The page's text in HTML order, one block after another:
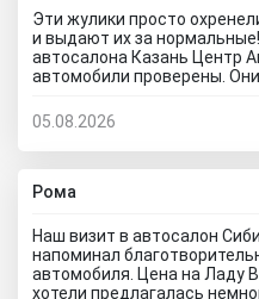
привезут его. Какой будет
автосалоне Авиатор были
пробегом и рядом
и деньги. Будьте
равно влетит как не крути...
Эти жулики просто
и выдают их за
автосалона Казань Центр
автомобили проверены.
тоже осматривал такой
Оказалось, что у машины
по всей морде! А всё
нормально лонжероны и
мне это по сути... факт что
цены на них, которые
сайте.. Говорят ну мы же
надо уточнять.... так я по
самое сказали что
05.08.2026
Рома
Наш визит в автосалон
напоминал
автомобиля. Цена на Ладу
хотели предлагалась